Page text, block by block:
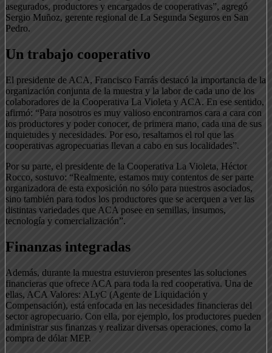
asegurados, productores y encargados de cooperativas”, agregó
Sergio Muñoz, gerente regional de La Segunda Seguros en San
Pedro.
Un trabajo cooperativo
El presidente de ACA, Francisco Farrás destacó la importancia de la
organización conjunta de la muestra y la labor de cada uno de los
colaboradores de la Cooperativa La Violeta y ACA. En ese sentido,
afirmó: “Para nosotros es muy valioso encontrarnos cara a cara con
los productores y poder conocer, de primera mano, cada una de sus
inquietudes y necesidades. Por eso, resaltamos el rol que las
cooperativas agropecuarias llevan a cabo en sus localidades”.
Por su parte, el presidente de la Cooperativa La Violeta, Héctor
Rocco, sostuvo: “Realmente, estamos muy contentos de ser parte
organizadora de esta exposición no sólo para nuestros asociados,
sino también para todos los productores que se acerquen a ver las
distintas variedades que ACA posee en semillas, insumos,
tecnología y comercialización”.
Finanzas integradas
Además, durante la muestra estuvieron presentes las soluciones
financieras que ofrece ACA para toda la red cooperativa. Una de
ellas, ACA Valores: ALyC (Agente de Liquidación y
Compensación), está enfocada en las necesidades financieras del
sector agropecuario. Con ella, por ejemplo, los productores pueden
administrar sus finanzas y realizar diversas operaciones, como la
compra de dólar MEP.